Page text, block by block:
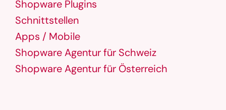
Shopware Plugins
Schnittstellen
Apps / Mobile
Shopware Agentur für Schweiz
Shopware Agentur für Österreich